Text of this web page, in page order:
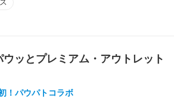
ッとプレミアム・アウトレット
！パウパトコラボ